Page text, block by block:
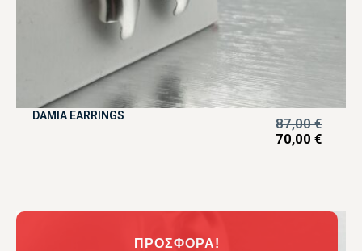
DAMIA EARRINGS 87,00€
70,00 €
ΠΡΟΣΦΟΡΆ!